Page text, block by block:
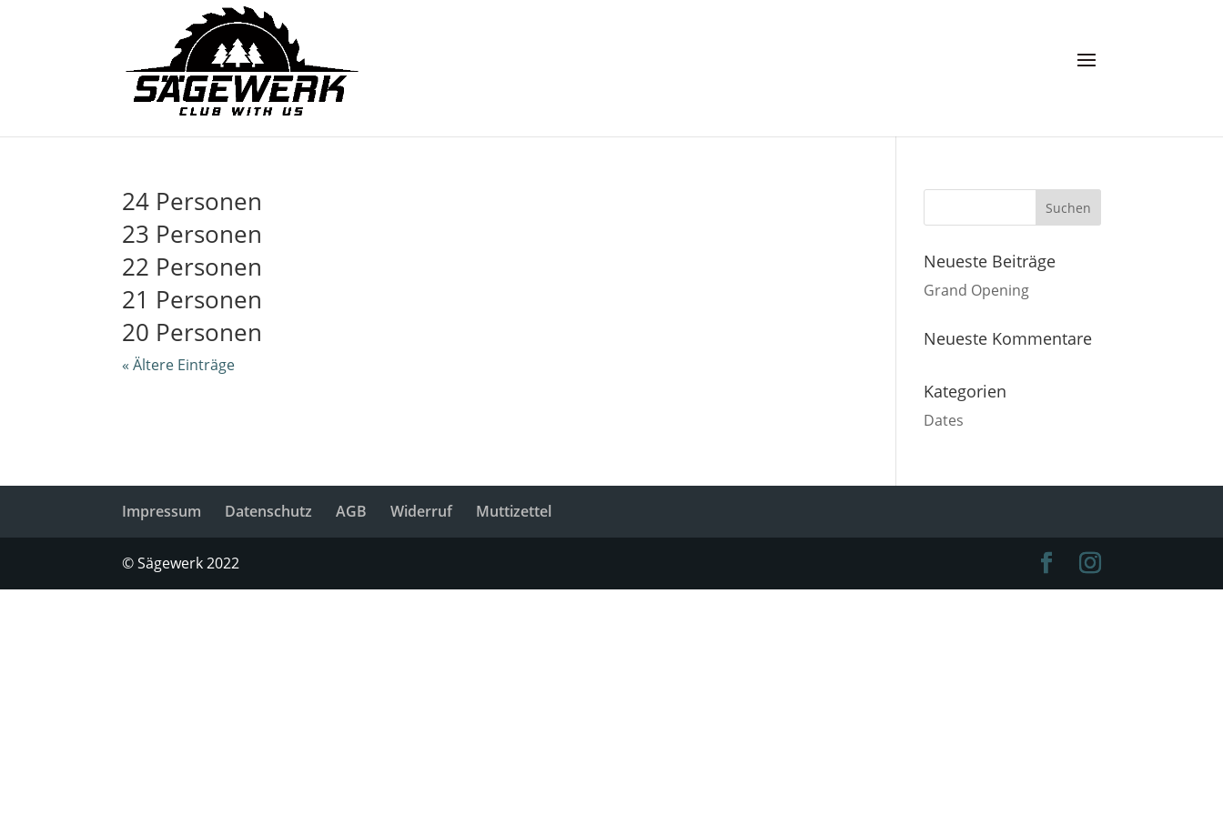
24 Personen
23 Personen
22 Personen
21 Personen
20 Personen
« Ältere Einträge
Neueste Beiträge
Grand Opening
Neueste Kommentare
Kategorien
Dates
Impressum Datenschutz AGB Widerruf Muttizettel
© Sägewerk 2022